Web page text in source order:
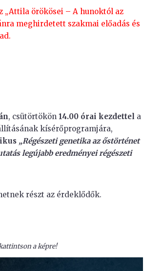
„Attila örökösei – A hunoktól az
meghirdetett szakmai előadás és
, csütörtökön 14.00 órai kezdettel a
kísérőprogramjára,
„Régészeti genetika az őstörténet
legújabb eredményei régészeti
részt az érdeklődők.
a képre!